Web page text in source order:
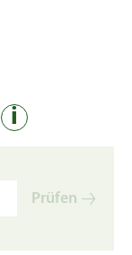
i
Prüfen